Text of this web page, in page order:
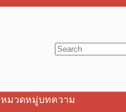
หมวดหมู่บทความ